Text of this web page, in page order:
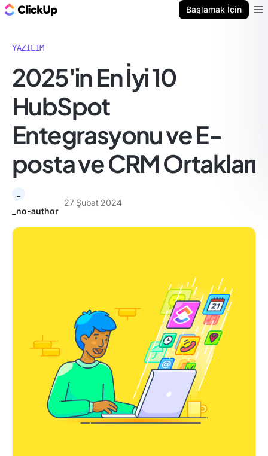
Başlamak İçin
YAZILIM
2025'in En İyi 10
HubSpot
Entegrasyonu ve E-
posta ve CRM Ortakları
_no-author
27 Şubat 2024